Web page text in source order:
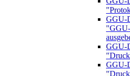
GGU-
GGU-
GGU-